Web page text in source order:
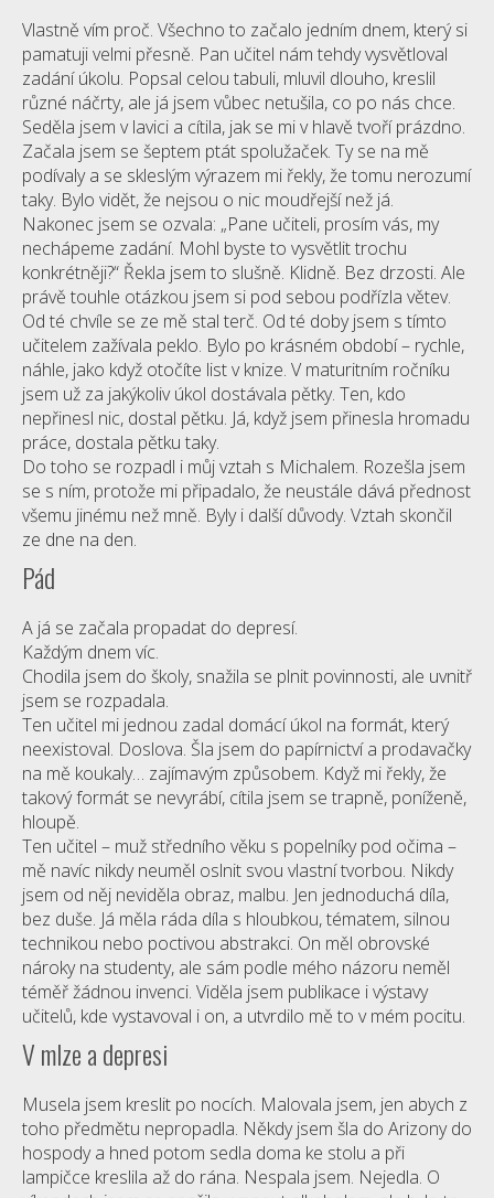
Vlastně vím proč. Všechno to začalo jedním dnem, který si
pamatuji velmi přesně. Pan učitel nám tehdy vysvětloval
zadání úkolu. Popsal celou tabuli, mluvil dlouho, kreslil
různé náčrty, ale já jsem vůbec netušila, co po nás chce.
Seděla jsem v lavici a cítila, jak se mi v hlavě tvoří prázdno.
Začala jsem se šeptem ptát spolužaček. Ty se na mě
podívaly a se skleslým výrazem mi řekly, že tomu nerozumí
taky. Bylo vidět, že nejsou o nic moudřejší než já.
Nakonec jsem se ozvala: „Pane učiteli, prosím vás, my
nechápeme zadání. Mohl byste to vysvětlit trochu
konkrétněji?“ Řekla jsem to slušně. Klidně. Bez drzosti. Ale
právě touhle otázkou jsem si pod sebou podřízla větev.
Od té chvíle se ze mě stal terč. Od té doby jsem s tímto
učitelem zažívala peklo. Bylo po krásném období – rychle,
náhle, jako když otočíte list v knize. V maturitním ročníku
jsem už za jakýkoliv úkol dostávala pětky. Ten, kdo
nepřinesl nic, dostal pětku. Já, když jsem přinesla hromadu
práce, dostala pětku taky.
Do toho se rozpadl i můj vztah s Michalem. Rozešla jsem
se s ním, protože mi připadalo, že neustále dává přednost
všemu jinému než mně. Byly i další důvody. Vztah skončil
ze dne na den.
Pád
A já se začala propadat do depresí.
Každým dnem víc.
Chodila jsem do školy, snažila se plnit povinnosti, ale uvnitř
jsem se rozpadala.
Ten učitel mi jednou zadal domácí úkol na formát, který
neexistoval. Doslova. Šla jsem do papírnictví a prodavačky
na mě koukaly… zajímavým způsobem. Když mi řekly, že
takový formát se nevyrábí, cítila jsem se trapně, poníženě,
hloupě.
Ten učitel – muž středního věku s popelníky pod očima –
mě navíc nikdy neuměl oslnit svou vlastní tvorbou. Nikdy
jsem od něj neviděla obraz, malbu. Jen jednoduchá díla,
bez duše. Já měla ráda díla s hloubkou, tématem, silnou
technikou nebo poctivou abstrakci. On měl obrovské
nároky na studenty, ale sám podle mého názoru neměl
téměř žádnou invenci. Viděla jsem publikace i výstavy
učitelů, kde vystavoval i on, a utvrdilo mě to v mém pocitu.
V mlze a depresi
Musela jsem kreslit po nocích. Malovala jsem, jen abych z
toho předmětu nepropadla. Někdy jsem šla do Arizony do
hospody a hned potom sedla doma ke stolu a při
lampičce kreslila až do rána. Nespala jsem. Nejedla. O